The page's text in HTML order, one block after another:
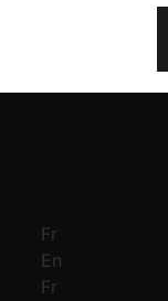
Fr
En
Fr